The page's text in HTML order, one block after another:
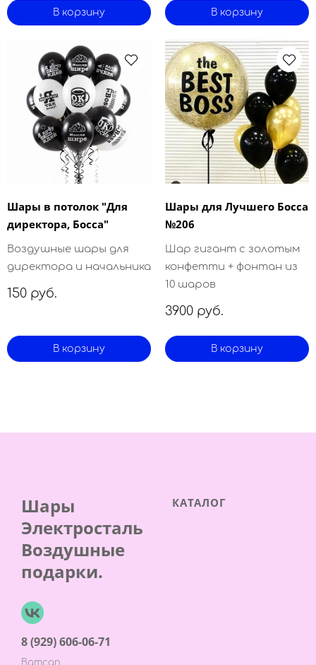
В корзину В корзину
Шары в потолок "Для
директора, Босса"
Воздушные шары для
директора и начальника
150 руб.
В корзину
Шары для Лучшего Босса
№206
Шар гигант с золотым
конфетти + фонтан из
10 шаров
3900 руб.
В корзину
Шары
Электросталь
Воздушные
подарки.
8 (929) 606-06-71
КАТАЛОГ